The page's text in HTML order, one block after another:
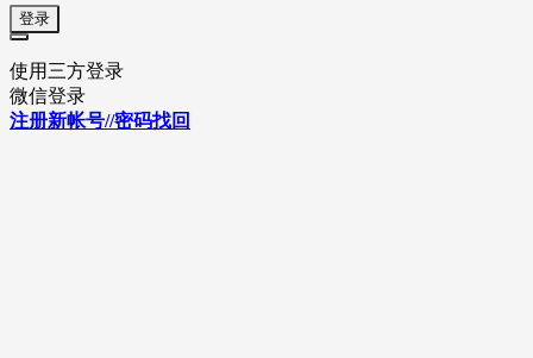
登录
使用三方登录
微信登录
注册新帐号//密码找回